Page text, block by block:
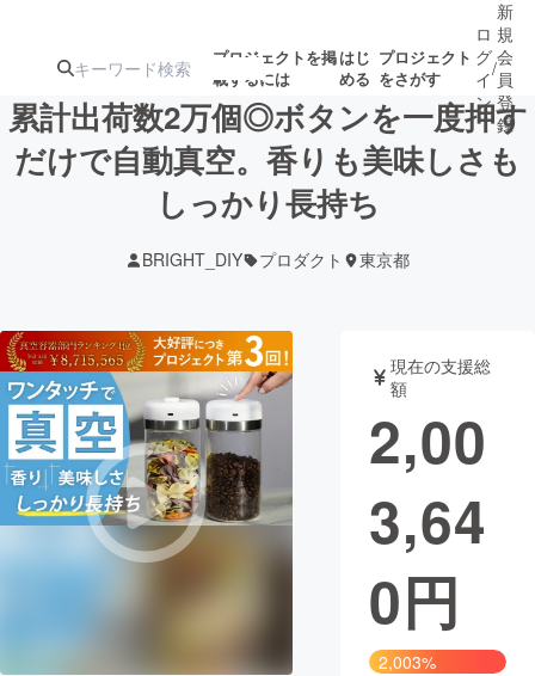
プロジェクトを掲
載するには
はじ
める
プロジェクト
をさがす
注目のリ
注目の新着プロ募集終了が近いプ
テクノロジー・ガジェット
映像・映画 書籍・雑誌
ビジネス・起業 チャレンジ
CAMPFIRE Creation
ロ
グ
イ
ン
/
新
規
会
員
登
録
累計出荷数2万個◎ボタンを一度押す
だけで自動真空。香りも美味しさも
しっかり長持ち
BRIGHT_DIY プロダクト 東京都
現在の支援総
額
2,00
3,64
0円
2,003%